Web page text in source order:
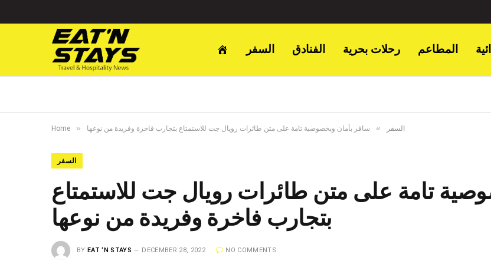
السفر الفنادق رحلات بحرية المطاعم
Home » السفر » سافر بأمان وبخصوصية تامة على متن طائرات رويال جت للاستمتاع بتجارب فاخرة وفريدة من نوعها
السفر
تامة على متن طائرات رويال جت للاستمتاع
بتجارب فاخرة وفريدة من نوعها
BY EAT ‘N STAYS DECEMBER 28, 2022 NO COMMENTS